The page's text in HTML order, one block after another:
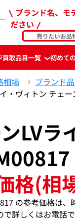
ブランド名、モ
ださい
買取品目一覧 初めて
相場 ブランド
・ヴィトン チェ
LVラ
格(相
の参考価格は、
詳しくはお電話